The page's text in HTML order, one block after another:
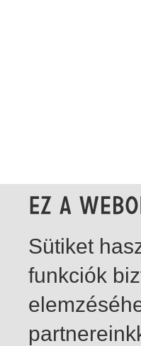
Sütiket
funkciók